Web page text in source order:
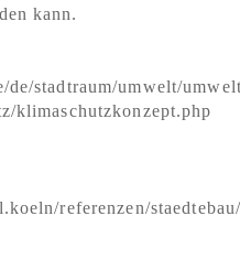
kann.
de/stadtraum/umwelt/
klimaschutzkonzept.php
referenzen/